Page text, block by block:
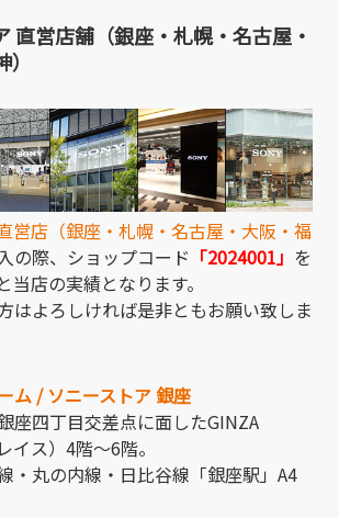
直営店舗（銀座・札幌・名古屋・
営店（銀座・札幌・名古屋・大阪・福
の際、ショップコード 「2024001」 を
当店の実績となります。
はよろしければ是非ともお願い致しま
ム / ソニーストア 銀座
座四丁目交差点に面したGINZA
イス）4階～6階。
・丸の内線・日比谷線「銀座駅」A4